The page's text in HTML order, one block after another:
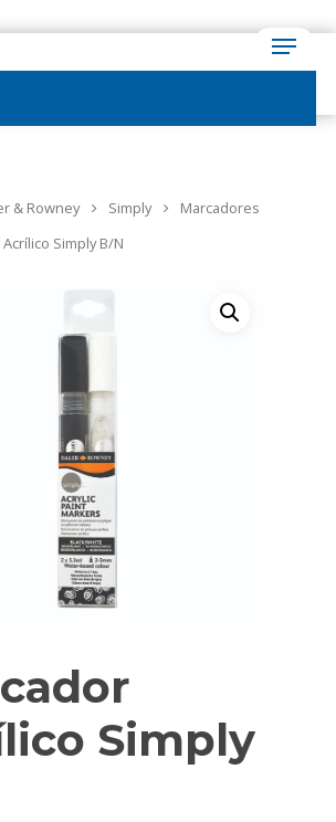
& Rowney Simply
Marcadores
Simply B/N
Simply